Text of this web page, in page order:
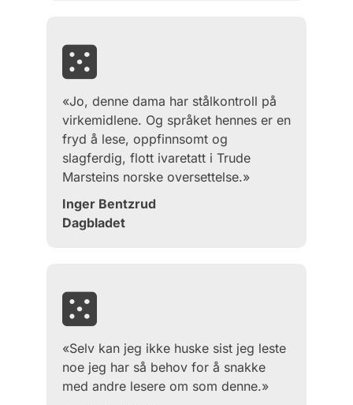
«Jo, denne dama har stålkontroll på
virkemidlene. Og språket hennes er en
fryd å lese, oppfinnsomt og
slagferdig, flott ivaretatt i Trude
Marsteins norske oversettelse.»
Inger Bentzrud
Dagbladet
«Selv kan jeg ikke huske sist jeg leste
noe jeg har så behov for å snakke
med andre lesere om som denne.»